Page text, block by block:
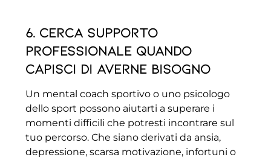
6. Cerca supporto
professionale quando
capisci di averne bisogno
Un mental coach sportivo o uno psicologo
dello sport possono aiutarti a superare i
momenti difficili che potresti incontrare sul
tuo percorso. Che siano derivati da ansia,
depressione, scarsa motivazione, infortuni o